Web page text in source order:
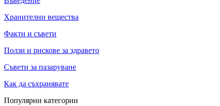
Хранителни вещества
Факти и съвети
Ползи и рискове за здравето
Съвети за пазаруване
Как да съхранявате
Популярни категории